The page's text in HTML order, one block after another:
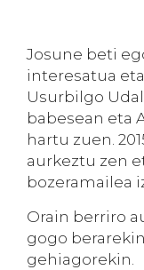
Josune beti
interesatua
Usurbilgo
babesean eta
hartu zuen.
aurkeztu zen
bozeramailea
Orain berriro
gogo
gehiagorekin.